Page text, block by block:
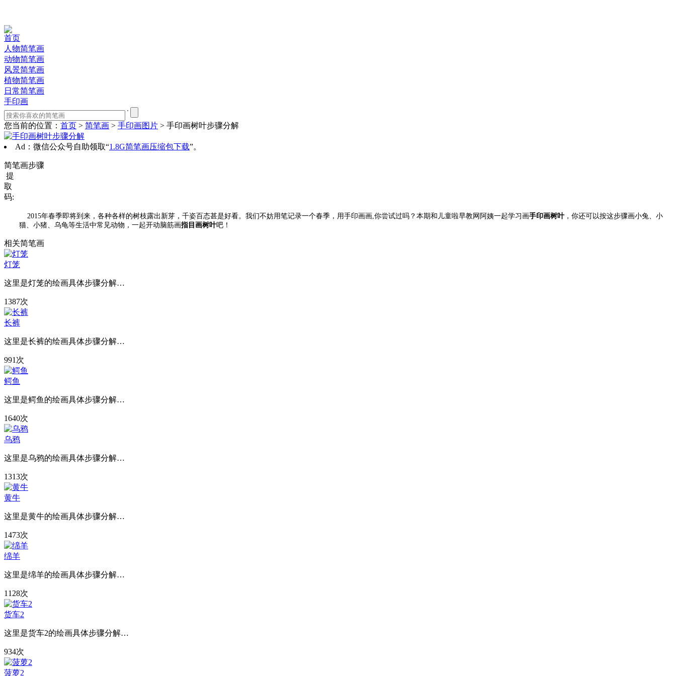
首页
人物简笔画
动物简笔画
风景简笔画
植物简笔画
日常简笔画
手印画
您当前的位置： 首页 > 简笔画 > 手印画图片 > 手印画树叶步骤分解
Ad：微信公众号自助领取“1.8G简笔画压缩包下载”。
简笔画步骤
提
取
码:
2015年春季即将到来，各种各样的树枝露出新芽，千姿百态甚是好看。我们不妨用笔记录一个春季，用手印画画,你尝试过吗？本期和儿童啦早教网阿姨一起学习画手印画树叶，你还可以按这步骤画小兔、小
猫、小猪、乌龟等生活中常见动物，一起开动脑筋画指目画树叶吧！
相关简笔画
灯笼
这里是灯笼的绘画具体步骤分解…
1387次
长裤
这里是长裤的绘画具体步骤分解…
991次
鳄鱼
这里是鳄鱼的绘画具体步骤分解…
1640次
乌鸦
这里是乌鸦的绘画具体步骤分解…
1313次
黄牛
这里是黄牛的绘画具体步骤分解…
1473次
绵羊
这里是绵羊的绘画具体步骤分解…
1128次
货车2
这里是货车2的绘画具体步骤分解…
934次
菠萝2